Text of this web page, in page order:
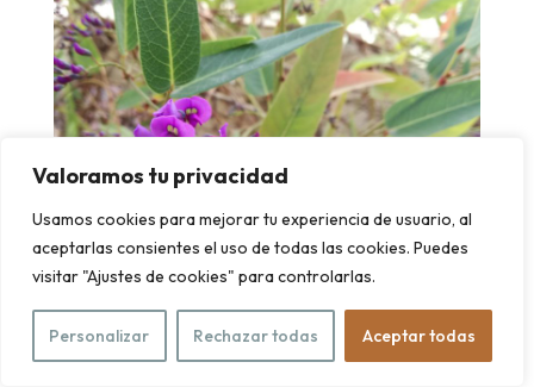
Valoramos tu privacidad
Usamos cookies para mejorar tu experiencia de usuario, al
aceptarlas consientes el uso de todas las cookies. Puedes
visitar "Ajustes de cookies" para controlarlas.
Personalizar Rechazar todas Aceptar todas
el jardín